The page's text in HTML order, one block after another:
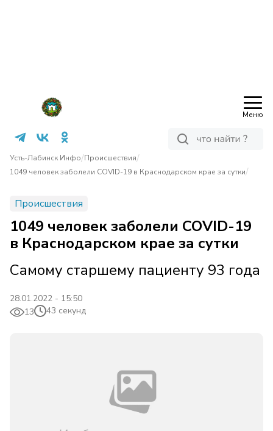
Меню
Усть-Лабинск Инфо/Происшествия/
1049 человек заболели COVID-19 в Краснодарском крае за сутки/
Происшествия
1049 человек заболели COVID-19
в Краснодарском крае за сутки
Самому старшему пациенту 93 года
28.01.2022 - 15:50
13
43 секунд